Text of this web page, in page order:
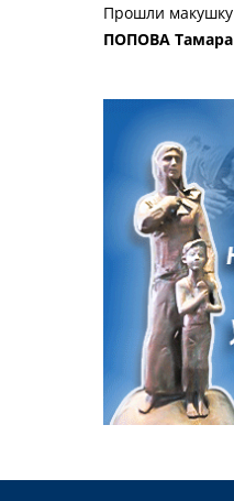
Прошли макушку
ПОПОВА Тамара